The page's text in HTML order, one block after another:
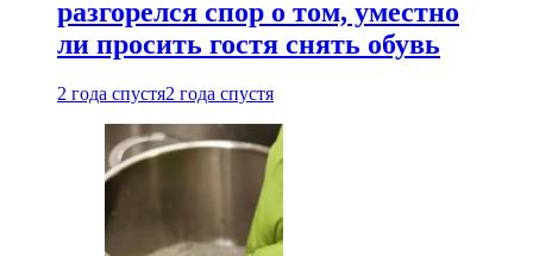
разгорелся спор о том, уместно
ли просить гостя снять обувь
2 года спустя2 года спустя